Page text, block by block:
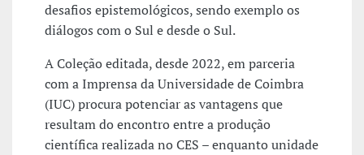
desafios epistemológicos, sendo exemplo os
diálogos com o Sul e desde o Sul.
A Coleção editada, desde 2022, em parceria
com a Imprensa da Universidade de Coimbra
(IUC) procura potenciar as vantagens que
resultam do encontro entre a produção
científica realizada no CES – enquanto unidade